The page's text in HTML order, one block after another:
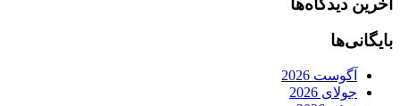
آخرین دیدگاه‌ها
بایگانی‌ها
آگوست 2026
جولای 2026